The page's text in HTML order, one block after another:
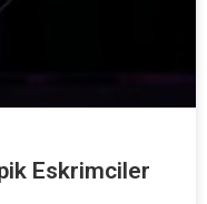
Eskrimciler